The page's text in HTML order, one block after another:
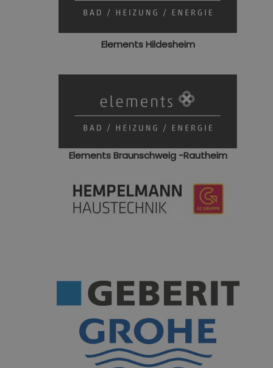
Elements Hildesheim
Elements Braunschweig -Rautheim